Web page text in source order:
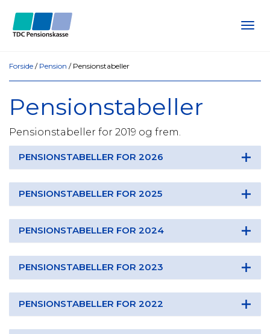
Forside / Pension / Pensionstabeller
Pensionstabeller
Pensionstabeller for 2019 og frem.
PENSIONSTABELLER FOR 2026
PENSIONSTABELLER FOR 2025
PENSIONSTABELLER FOR 2024
PENSIONSTABELLER FOR 2023
PENSIONSTABELLER FOR 2022